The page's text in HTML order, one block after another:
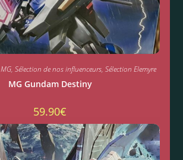
MG, Sélection de nos influenceurs, Sélection Elemyre
MG Gundam Destiny
59.90€